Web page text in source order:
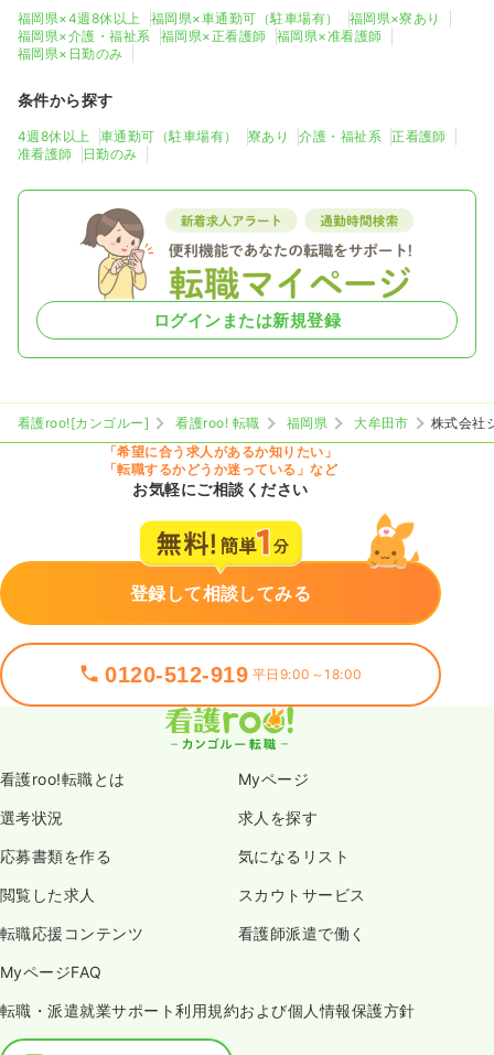
福岡県×4週8休以上 福岡県×車通勤可（駐車場有）
福岡県×寮あり
福岡県×介護・福祉系
福岡県×正看護師
福岡県×准看護師
福岡県×日勤のみ
条件から探す
4週8休以上 車通勤可（駐車場有） 寮あり 介護・福祉系
正看護師
准看護師
日勤のみ
ログインまたは新規登録
看護roo![カンゴルー] 看護roo! 転職 福岡県 大牟田市
株式会社
「希望に合う求人があるか知りたい」
「転職するかどうか迷っている」など
お気軽にご相談ください
登録して相談してみる
0120-512-919 平日9:00～18:00
看護roo!転職とは Myページ
選考状況 求人を探す
応募書類を作る 気になるリスト
閲覧した求人 スカウトサービス
転職応援コンテンツ 看護師派遣で働く
MyページFAQ
転職・派遣就業サポート利用規約および個人情報保護方針